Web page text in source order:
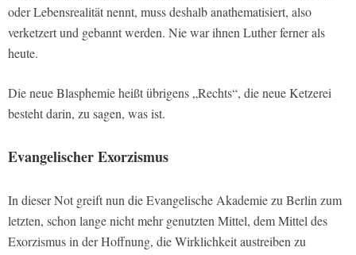
oder Lebensrealität nennt, muss deshalb anathematisiert, also
verketzert und gebannt werden. Nie war ihnen Luther ferner als
heute.
Die neue Blasphemie heißt übrigens „Rechts“, die neue Ketzerei
besteht darin, zu sagen, was ist.
Evangelischer Exorzismus
In dieser Not greift nun die Evangelische Akademie zu Berlin zum
letzten, schon lange nicht mehr genutzten Mittel, dem Mittel des
Exorzismus in der Hoffnung, die Wirklichkeit austreiben zu